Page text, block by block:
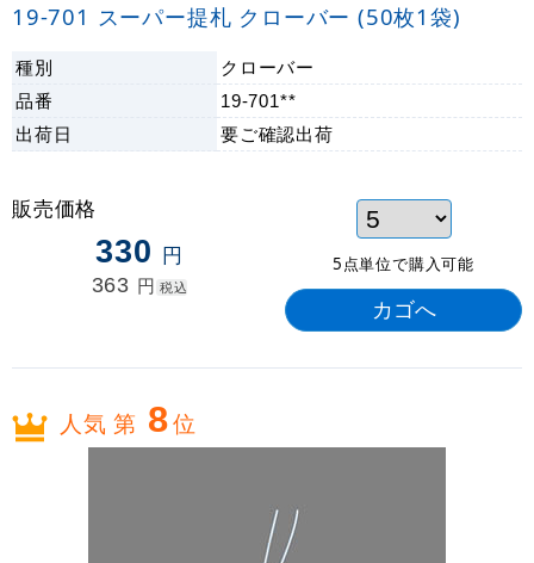
19-701 スーパー提札 クローバー (50枚1袋)
種別
クローバー
品番
19-701**
出荷日 要ご確認出荷
販売価格
330 円
363 円 税込
5点単位で購入可能
人気 第 8位